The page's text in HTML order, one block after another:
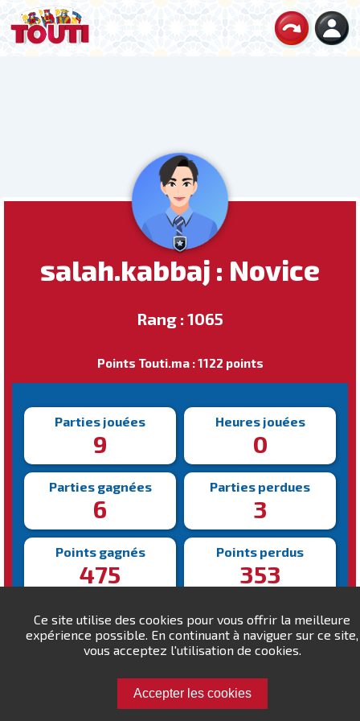
Ce site utilise des cookies pour vous offrir la meilleure
expérience possible. En continuant à naviguer sur ce site,
vous acceptez l'utilisation de cookies.
Accepter les cookies
salah.kabbaj : Novice
Rang : 1065
Points Touti.ma : 1122 points
Parties jouées
9
Heures jouées
0
Parties gagnées
6
Parties perdues
3
Points gagnés
475
Points perdus
353
Victoire la plus rapide
185s
Victoire la plus lente
453s
Défiez salah.kabbaj !